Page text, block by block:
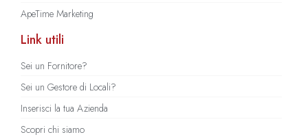
ApeTime Marketing
Link utili
Sei un Fornitore?
Sei un Gestore di Locali?
Inserisci la tua Azienda
Scopri chi siamo